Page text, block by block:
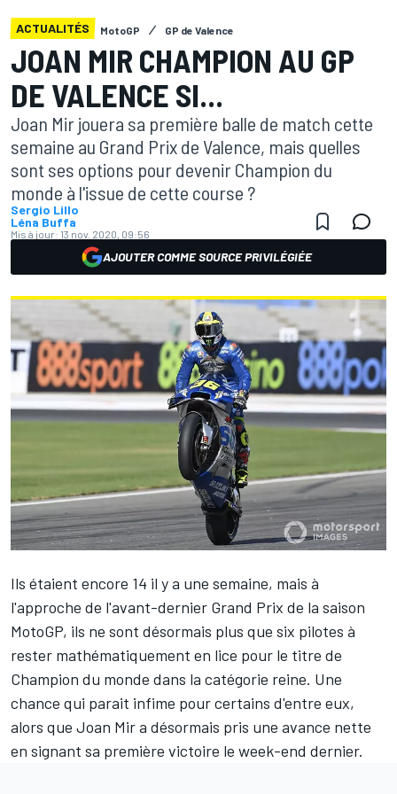
ACTUALITÉS MotoGP GP de Valence
JOAN MIR CHAMPION AU GP
DE VALENCE SI...
Joan Mir jouera sa première balle de match cette
semaine au Grand Prix de Valence, mais quelles
sont ses options pour devenir Champion du
monde à l'issue de cette course ?
Sergio Lillo
Léna Buffa
Mis à jour: 13 nov. 2020, 09:56
AJOUTER COMME SOURCE PRIVILÉGIÉE
Ils étaient encore 14 il y a une semaine, mais à
l'approche de l'avant-dernier Grand Prix de la saison
MotoGP, ils ne sont désormais plus que six pilotes à
rester mathématiquement en lice pour le titre de
Champion du monde dans la catégorie reine. Une
chance qui parait infime pour certains d'entre eux,
alors que Joan Mira désormais pris une avance nette
en signant sa première victoire le week-end dernier.